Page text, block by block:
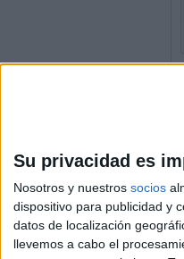
Su privacidad es
Nosotros y nuestros socios
dispositivo para publicidad y
datos de localización
llevemos a cabo el